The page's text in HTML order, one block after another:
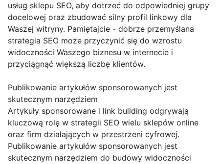
usług sklepu SEO, aby dotrzeć do odpowiedniej grupy
docelowej oraz zbudować silny profil linkowy dla
Waszej witryny. Pamiętajcie - dobrze przemyślana
strategia SEO może przyczynić się do wzrostu
widoczności Waszego biznesu w internecie i
przyciągnąć większą liczbę klientów.
Publikowanie artykułów sponsorowanych jest
skutecznym narzędziem
Artykuły sponsorowane i link building odgrywają
kluczową rolę w strategii SEO wielu sklepów online
oraz firm działających w przestrzeni cyfrowej.
Publikowanie artykułów sponsorowanych jest
skutecznym narzędziem do budowy widoczności